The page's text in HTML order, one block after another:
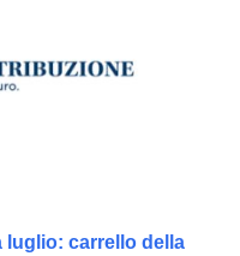
luglio: carrello della